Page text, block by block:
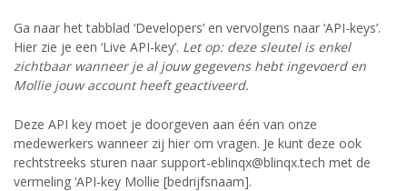
Ga naar het tabblad ‘Developers’ en vervolgens naar ‘API-keys’.
Hier zie je een ‘Live API-key’. Let op: deze sleutel is enkel
zichtbaar wanneer je al jouw gegevens hebt ingevoerd en
Mollie jouw account heeft geactiveerd.
Deze API key moet je doorgeven aan één van onze
medewerkers wanneer zij hier om vragen. Je kunt deze ook
rechtstreeks sturen naar support-eblinqx@blinqx.tech met de
vermeling ‘API-key Mollie [bedrijfsnaam].